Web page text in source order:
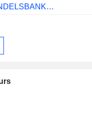
SVENSKA HANDELSBANKEN AB